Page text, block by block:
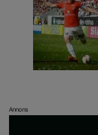
Annons